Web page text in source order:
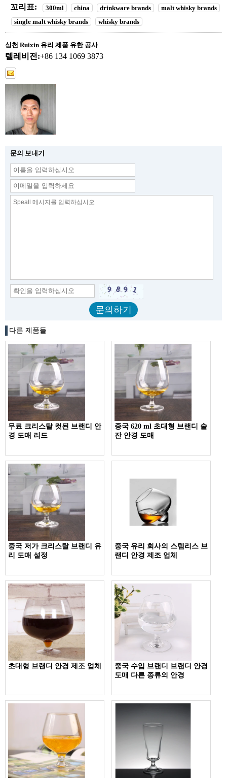
꼬리표: 300ml china drinkware brands
malt whisky brands
single malt whisky brands
whisky brands
심천 Ruixin 유리 제품 유한 공사
텔레비전:+86 134 1069 3873
문의 보내기
다른 제품들
무료 크리스탈 컷된 브랜디 안
경 도매 리드
중국 620 ml 초대형 브랜디 술
잔 안경 도매
중국 저가 크리스탈 브랜디 유
리 도매 설정
중국 유리 회사의 스템리스 브
랜디 안경 제조 업체
초대형 브랜디 안경 제조 업체
중국 수입 브랜디 브랜디 안경
도매 다른 종류의 안경